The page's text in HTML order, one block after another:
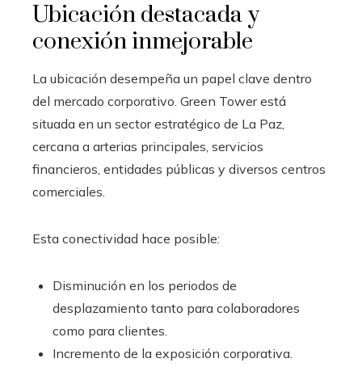
Ubicación destacada y
conexión inmejorable
La ubicación desempeña un papel clave dentro
del mercado corporativo. Green Tower está
situada en un sector estratégico de La Paz,
cercana a arterias principales, servicios
financieros, entidades públicas y diversos centros
comerciales.
Esta conectividad hace posible:
Disminución en los periodos de
desplazamiento tanto para colaboradores
como para clientes.
Incremento de la exposición corporativa.